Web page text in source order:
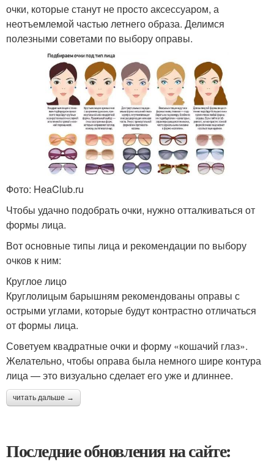
очки, которые станут не просто аксессуаром, а
неотъемлемой частью летнего образа. Делимся
полезными советами по выбору оправы.
Фото: HeaClub.ru
Чтобы удачно подобрать очки, нужно отталкиваться от
формы лица.
Вот основные типы лица и рекомендации по выбору
очков к ним:
Круглое лицо
Круглолицым барышням рекомендованы оправы с
острыми углами, которые будут контрастно отличаться
от формы лица.
Советуем квадратные очки и форму «кошачий глаз».
Желательно, чтобы оправа была немного шире контура
лица — это визуально сделает его уже и длиннее.
читать дальше →
Последние обновления на сайте: